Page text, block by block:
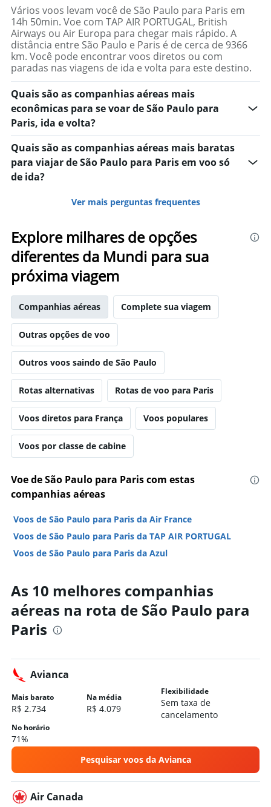
Vários voos levam você de São Paulo para Paris em
14h 50min. Voe com TAP AIR PORTUGAL, British
Airways ou Air Europa para chegar mais rápido. A
distância entre São Paulo e Paris é de cerca de 9366
km. Você pode encontrar voos diretos ou com
paradas nas viagens de ida e volta para este destino.
Quais são as companhias aéreas mais
econômicas para se voar de São Paulo para
Paris, ida e volta?
Quais são as companhias aéreas mais baratas
para viajar de São Paulo para Paris em voo só
de ida?
Ver mais perguntas frequentes
Explore milhares de opções
diferentes da Mundi para sua
próxima viagem
Companhias aéreas Complete sua viagem
Outras opções de voo
Outros voos saindo de São Paulo
Rotas alternativas Rotas de voo para Paris
Voos diretos para França Voos populares
Voos por classe de cabine
Voe de São Paulo para Paris com estas
companhias aéreas
Voos de São Paulo para Paris da Air France
Voos de São Paulo para Paris da TAP AIR PORTUGAL
Voos de São Paulo para Paris da Azul
As 10 melhores companhias
aéreas na rota de São Paulo para
Paris
Avianca
Mais barato
R$ 2.734
Na média
R$ 4.079
Flexibilidade
Sem taxa de
cancelamento
No horário
71%
Pesquisar voos da Avianca
Air Canada